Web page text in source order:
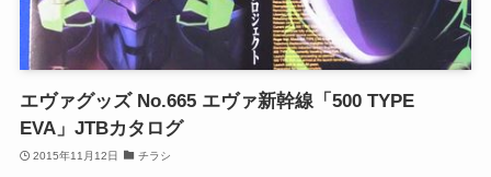
エヴァグッズ No.665 エヴァ新幹線「500 TYPE
EVA」JTBカタログ
2015年11月12日 チラシ